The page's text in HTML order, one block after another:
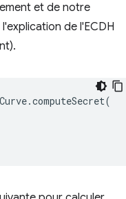
et de notre
de l'ECDH
.computeSecret(